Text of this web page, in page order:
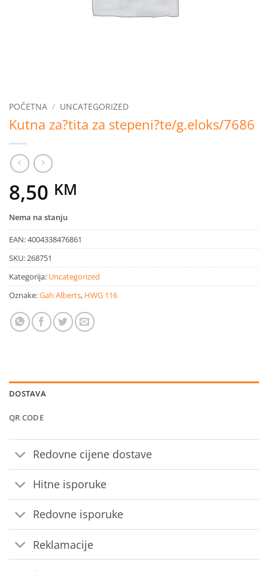
POČETNA / UNCATEGORIZED
Kutna za?tita za stepeni?te/g.eloks/7686
8,50 KM
Nema na stanju
EAN:4004338476861
SKU:268751
Kategorija: Uncategorized
Oznake:Gah Alberts, HWG 116
DOSTAVA
QR CODE
Redovne cijene dostave
Hitne isporuke
Redovne isporuke
Reklamacije